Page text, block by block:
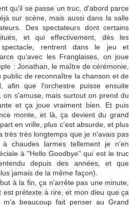
qu'il se passe un truc, d'abord parce
sur scène, mais aussi dans la salle
Des spectateurs dont certains
et qui effectivement, dès les
rentrent dans le jeu et
qu'avec les Franglaises, on joue
: Jonathan, le maître de cérémonie,
public de reconnaître la chanson et de
afin que l'orchestre puisse ensuite
on s'amuse, mais surtout on prend du
et ça joue vraiment bien. Et puis
monte, et là, ça devient du grand
en vrille, plus c'est absurde, et plus
très très longtemps que je n'avais pas
chaudes larmes tellement je n'en
à "Hello Goodbye" qui est le truc
depuis des années, et que
jamais de la même façon).
à la fin, ça n'arrête pas une minute,
est prétexte à rire, et mon dieu que ça
beaucoup fait penser au Grand